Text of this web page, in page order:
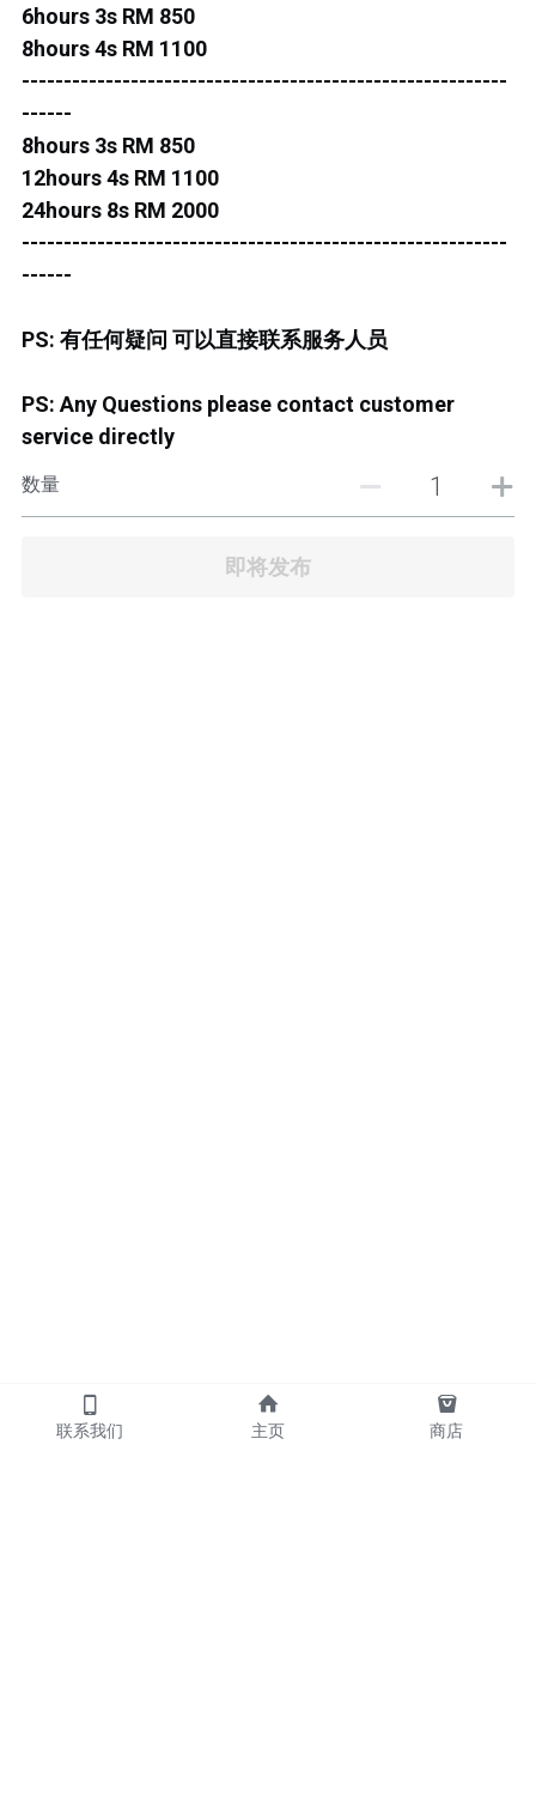
JB TOWN 4
JB TOWN SENTOSA
JB TOWN CENTER
JB TOWN CIQ 1
6hours 3s RM 850
8hours 4s RM 1100
----------------------------------------------------------
------
8hours 3s RM 850
12hours 4s RM 1100
24hours 8s RM 2000
----------------------------------------------------------
------
PS: 有任何疑问 可以直接联系服务人员
PS: Any Questions please contact customer
service directly
数量
即将发布
联系我们 主页 商店